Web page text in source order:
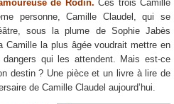
de Rodin. Ces trois Camille
personne, Camille Claudel, qui se
sous la plume de Sophie Jabès
Camille la plus âgée voudrait mettre en
qui les attendent. Mais est-ce
destin ? Une pièce et un livre à lire de
de Camille Claudel aujourd’hui.